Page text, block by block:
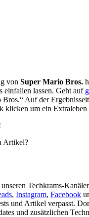
von Super Mario Bros.
einfallen lassen. Geht auf
Bros.“ Auf der
klicken um ein Extraleben
Artikel?
Techkrams-
, Instagram, Facebook
und Artikel verpasst.
und zusätzlichen